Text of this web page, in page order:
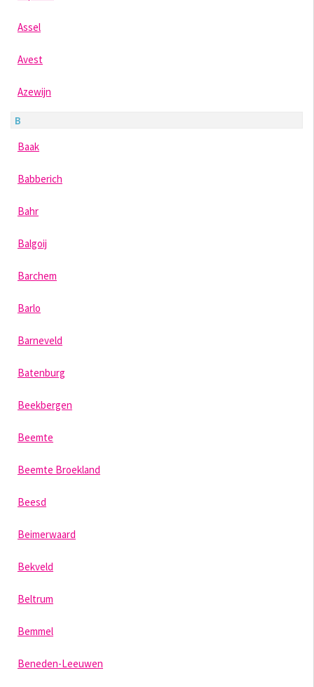
Assel
Avest
Azewijn
B
Baak
Babberich
Bahr
Balgoij
Barchem
Barlo
Barneveld
Batenburg
Beekbergen
Beemte
Beemte Broekland
Beesd
Beimerwaard
Bekveld
Beltrum
Bemmel
Beneden-Leeuwen